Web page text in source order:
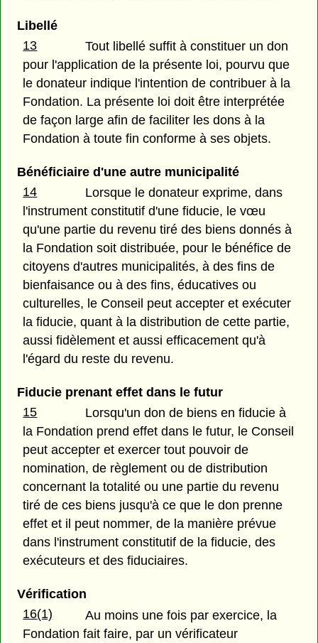
Libellé
13
Tout libellé suffit à constituer un don
pour l'application de la présente loi, pourvu que
le donateur indique l'intention de contribuer à la
Fondation. La présente loi doit être interprétée
de façon large afin de faciliter les dons à la
Fondation à toute fin conforme à ses objets.
Bénéficiaire d'une autre municipalité
14
Lorsque le donateur exprime, dans
l'instrument constitutif d'une fiducie, le vœu
qu'une partie du revenu tiré des biens donnés à
la Fondation soit distribuée, pour le bénéfice de
citoyens d'autres municipalités, à des fins de
bienfaisance ou à des fins, éducatives ou
culturelles, le Conseil peut accepter et exécuter
la fiducie, quant à la distribution de cette partie,
aussi fidèlement et aussi efficacement qu'à
l'égard du reste du revenu.
Fiducie prenant effet dans le futur
15
Lorsqu'un don de biens en fiducie à
la Fondation prend effet dans le futur, le Conseil
peut accepter et exercer tout pouvoir de
nomination, de règlement ou de distribution
concernant la totalité ou une partie du revenu
tiré de ces biens jusqu'à ce que le don prenne
effet et il peut nommer, de la manière prévue
dans l'instrument constitutif de la fiducie, des
exécuteurs et des fiduciaires.
Vérification
16(1)
Au moins une fois par exercice, la
Fondation fait faire, par un vérificateur